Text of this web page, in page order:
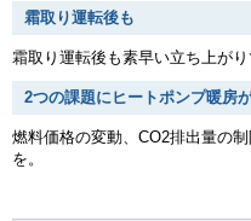
霜取り運転後も
霜取り運転後も素早い立ち上が
2つの課題にヒートポンプ暖房
燃料価格の変動、CO2排出量の
を。